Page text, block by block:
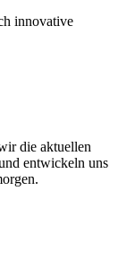
innovative
die aktuellen
entwickeln uns